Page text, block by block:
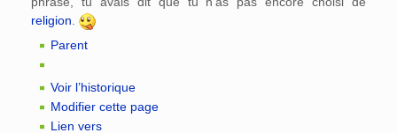
religion
Parent
Voir l’historique
Modifier cette page
Lien vers